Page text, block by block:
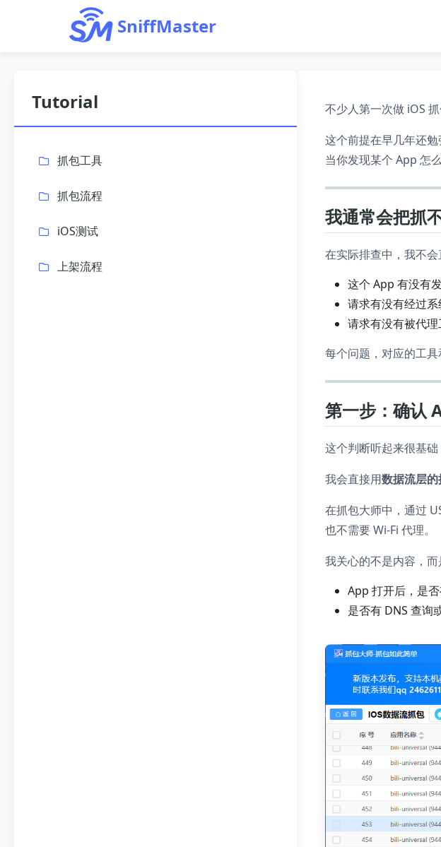
SniffMaster
Tutorial
抓包工具
抓包流程
iOS测试
上架流程
不少人第一次做 iOS
这个前提在早几年还勉
当你发现某个 App 怎
我通常会把抓
在实际排查中，我不
这个 App 有没有
请求有没有经过
请求有没有被代
每个问题，对应的工具
第一步：确认
这个判断听起来很基础
我会直接用数据流层
在抓包大师中，通过
也不需要 Wi-Fi 代理。
我关心的不是内容，而
App 打开后，是
是否有 DNS 查询